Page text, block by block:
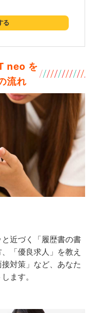
る
neo を
流れ
近づく「履歴書の書
「優良求人」を教え
対策」など、あなた
ます。